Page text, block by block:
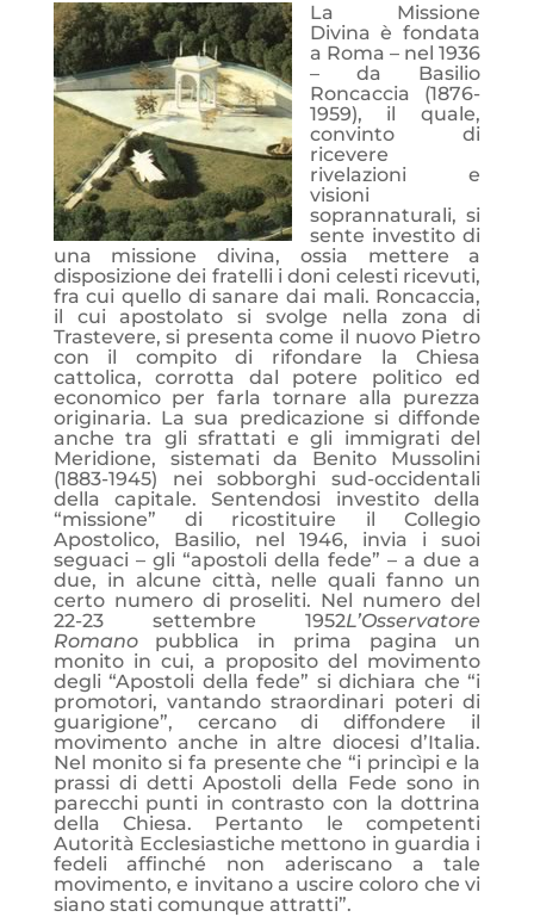
La Missione
Divina è fondata
a Roma – nel 1936
– da Basilio
Roncaccia (1876-
1959), il quale,
convinto di
ricevere
rivelazioni e
visioni
soprannaturali, si
sente investito di
una missione divina, ossia mettere a
disposizione dei fratelli i doni celesti ricevuti,
fra cui quello di sanare dai mali. Roncaccia,
il cui apostolato si svolge nella zona di
Trastevere, si presenta come il nuovo Pietro
con il compito di rifondare la Chiesa
cattolica, corrotta dal potere politico ed
economico per farla tornare alla purezza
originaria. La sua predicazione si diffonde
anche tra gli sfrattati e gli immigrati del
Meridione, sistemati da Benito Mussolini
(1883-1945) nei sobborghi sud-occidentali
della capitale. Sentendosi investito della
“missione” di ricostituire il Collegio
Apostolico, Basilio, nel 1946, invia i suoi
seguaci – gli “apostoli della fede” – a due a
due, in alcune città, nelle quali fanno un
certo numero di proseliti. Nel numero del
22-23 settembre 1952L’Osservatore
Romanopubblica in prima pagina un
monito in cui, a proposito del movimento
degli “Apostoli della fede” si dichiara che “i
promotori, vantando straordinari poteri di
guarigione”, cercano di diffondere il
movimento anche in altre diocesi d’Italia.
Nel monito si fa presente che “i princìpi e la
prassi di detti Apostoli della Fede sono in
parecchi punti in contrasto con la dottrina
della Chiesa. Pertanto le competenti
Autorità Ecclesiastiche mettono in guardia i
fedeli affinché non aderiscano a tale
movimento, e invitano a uscire coloro che vi
siano stati comunque attratti”.